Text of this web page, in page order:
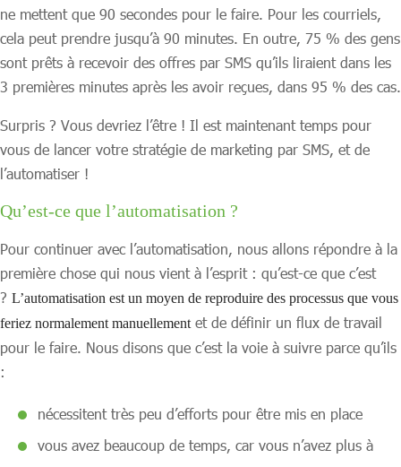
ne mettent que 90 secondes pour le faire. Pour les courriels,
cela peut prendre jusqu’à 90 minutes. En outre, 75 % des gens
sont prêts à recevoir des offres par SMS qu’ils liraient dans les
3 premières minutes après les avoir reçues, dans 95 % des cas.
Surpris ? Vous devriez l’être ! Il est maintenant temps pour
vous de lancer votre stratégie de marketing par SMS, et de
l’automatiser !
Qu’est-ce que l’automatisation ?
Pour continuer avec l’automatisation, nous allons répondre à la
première chose qui nous vient à l’esprit : qu’est-ce que c’est
? L’automatisation est un moyen de reproduire des processus que vous
feriez normalement manuellement et de définir un flux de travail
pour le faire. Nous disons que c’est la voie à suivre parce qu’ils
:
nécessitent très peu d’efforts pour être mis en place
vous avez beaucoup de temps, car vous n’avez plus à